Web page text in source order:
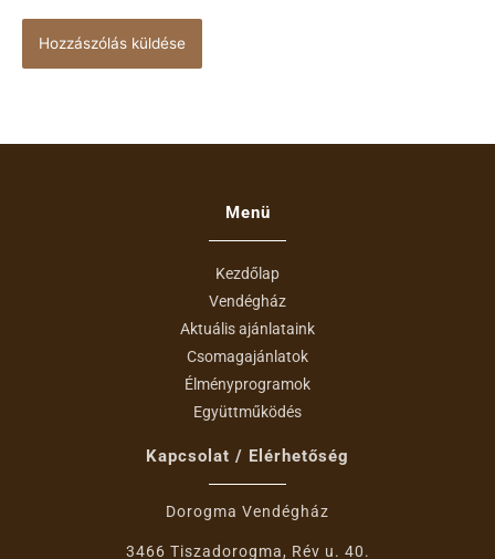
Menü
Kezdőlap
Vendégház
Aktuális ajánlataink
Csomagajánlatok
Élményprogramok
Együttműködés
Kapcsolat / Elérhetőség
Dorogma Vendégház
3466 Tiszadorogma, Rév u. 40.